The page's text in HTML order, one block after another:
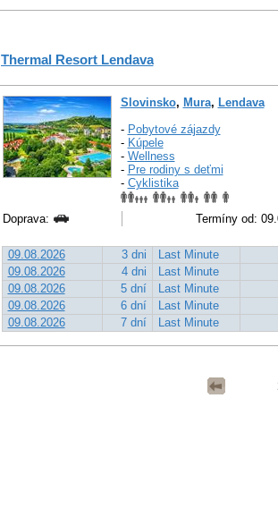
Thermal Resort Lendava
Slovinsko, Mura, Lendava
- Pobytové zájazdy
- Kúpele
- Wellness
- Pre rodiny s deťmi
- Cyklistika
Doprava: Termíny od:
09.08.2026 3 dni
Last Minute
09.08.2026
4 dni
Last Minute
09.08.2026
5 dní
Last Minute
09.08.2026
6 dní
Last Minute
09.08.2026
7 dní Last Minute